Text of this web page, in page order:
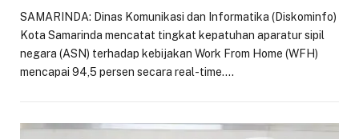
SAMARINDA: Dinas Komunikasi dan Informatika (Diskominfo)
Kota Samarinda mencatat tingkat kepatuhan aparatur sipil
negara (ASN) terhadap kebijakan Work From Home (WFH)
mencapai 94,5 persen secara real-time.…